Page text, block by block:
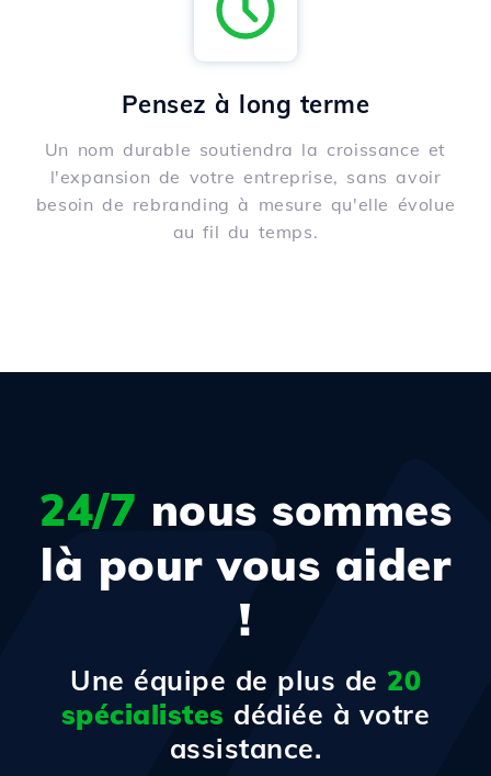
Pensez à long terme
Un nom durable soutiendra la croissance et
l'expansion de votre entreprise, sans avoir
besoin de rebranding à mesure qu'elle évolue
au fil du temps.
24/7 nous sommes
là pour vous aider
!
Une équipe de plus de 20
spécialistes dédiée à votre
assistance.